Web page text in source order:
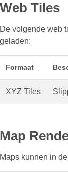
Web Tiles
De volgende web
geladen:
Formaat
XYZ Tiles
Map
Maps kunnen in